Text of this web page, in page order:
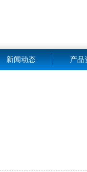
新闻动态 产品